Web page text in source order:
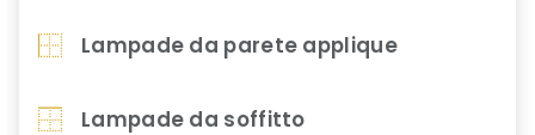
Lampade da parete applique
Lampade da soffitto